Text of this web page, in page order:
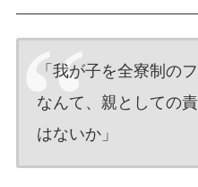
「我が子を全寮制の
なんて、親としての
はないか」